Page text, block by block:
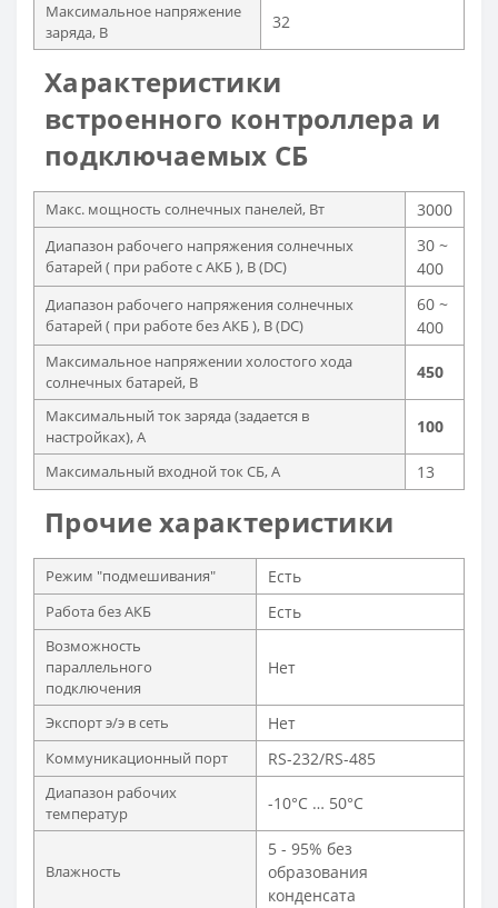
Максимальное напряжение
заряда, В
32
Характеристики
встроенного контроллера и
подключаемых СБ
Макс. мощность солнечных панелей, Вт 3000
Диапазон рабочего напряжения солнечных
батарей ( при работе с АКБ ), В (DC)
30 ~
400
Диапазон рабочего напряжения солнечных
батарей ( при работе без АКБ ), В (DC)
60 ~
400
Максимальное напряжении холостого хода
солнечных батарей, В
450
Максимальный ток заряда (задается в
настройках), А
100
Максимальный входной ток СБ, А 13
Прочие характеристики
Режим "подмешивания" Есть
Работа без АКБ Есть
Возможность
параллельного
подключения
Нет
Экспорт э/э в сеть Нет
Коммуникационный порт RS-232/RS-485
Диапазон рабочих
температур
-10°C … 50°C
Влажность
5 - 95% без
образования
конденсата